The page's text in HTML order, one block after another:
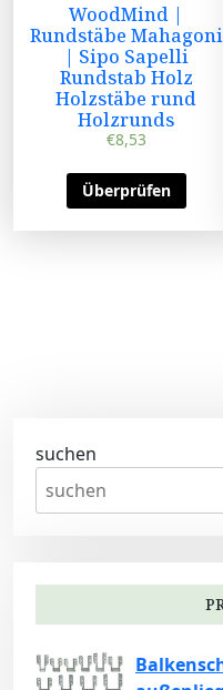
WoodMind |
Rundstäbe Mahagoni
| Sipo Sapelli
Rundstab Holz
Holzstäbe rund
Holzrunds
€8,53
Überprüfen
suchen